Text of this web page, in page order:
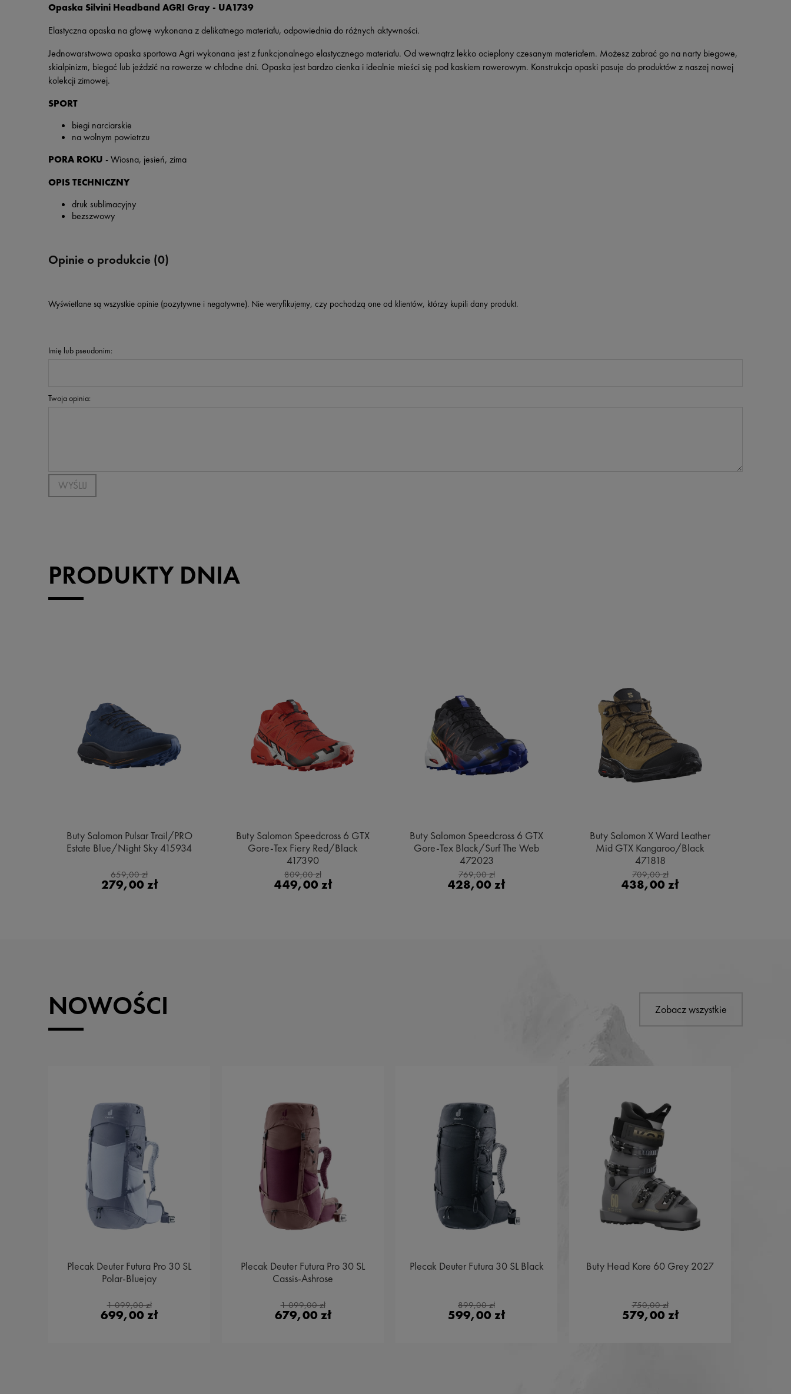
Opaska Silvini Headband AGRI Gray - UA1739
Elastyczna opaska na głowę wykonana z delikatnego materiału, odpowiednia do różnych aktywności.
Jednowarstwowa opaska sportowa Agri wykonana jest z funkcjonalnego elastycznego materiału. Od wewnątrz lekko ocieplony czesanym materiałem. Możesz zabrać go na narty biegowe,
skialpinizm, biegać lub jeździć na rowerze w chłodne dni. Opaska jest bardzo cienka i idealnie mieści się pod kaskiem rowerowym. Konstrukcja opaski pasuje do produktów z naszej nowej
kolekcji zimowej.
SPORT
biegi narciarskie
na wolnym powietrzu
PORA ROKU - Wiosna, jesień, zima
OPIS TECHNICZNY
druk sublimacyjny
bezszwowy
Opinie o produkcie (0)
Wyświetlane są wszystkie opinie (pozytywne i negatywne). Nie weryfikujemy, czy pochodzą one od klientów, którzy kupili dany produkt.
Imię lub pseudonim:
Twoja opinia:
WYŚLIJ
PRODUKTY DNIA
Buty Salomon Pulsar Trail/PRO
Estate Blue/Night Sky 415934
659,00 zł
279,00 zł
Buty Salomon Speedcross 6 GTX
Gore-Tex Fiery Red/Black
417390
809,00 zł
449,00 zł
Buty Salomon Speedcross 6 GTX
Gore-Tex Black/Surf The Web
472023
769,00 zł
428,00 zł
Buty Salomon X Ward Leather
Mid GTX Kangaroo/Black
471818
709,00 zł
438,00 zł
NOWOŚCI Zobacz wszystkie
Plecak Deuter Futura Pro 30 SL
Polar-Bluejay
1 099,00 zł
699,00 zł
Plecak Deuter Futura Pro 30 SL
Cassis-Ashrose
1 099,00 zł
679,00 zł
Plecak Deuter Futura 30 SL Black
899,00 zł
599,00 zł
Buty Head Kore 60 Grey 2027
750,00 zł
579,00 zł